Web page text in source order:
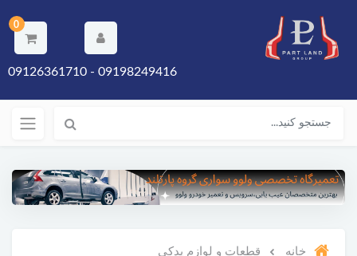
0
09198249416 - 09126361710
خانه قطعات و لوازم یدکی